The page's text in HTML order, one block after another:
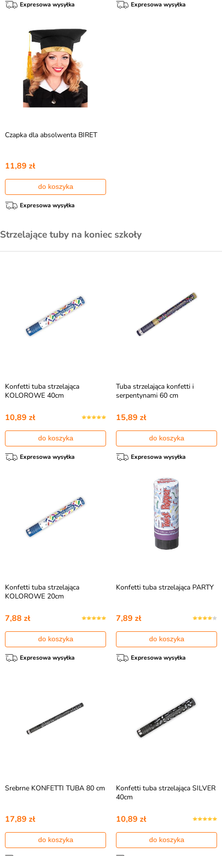
Expresowa wysyłka Expresowa wysyłka
Czapka dla absolwenta BIRET
11,89 zł
do koszyka
Expresowa wysyłka
Strzelające tuby na koniec szkoły
Konfetti tuba strzelająca
KOLOROWE 40cm
10,89 zł
do koszyka
Expresowa wysyłka
Tuba strzelająca konfetti i
serpentynami 60 cm
15,89 zł
do koszyka
Expresowa wysyłka
Konfetti tuba strzelająca
KOLOROWE 20cm
7,88 zł
do koszyka
Expresowa wysyłka
Konfetti tuba strzelająca PARTY
7,89 zł
do koszyka
Expresowa wysyłka
Srebrne KONFETTI TUBA 80 cm
17,89 zł
do koszyka
Konfetti tuba strzelająca SILVER
40cm
10,89 zł
do koszyka